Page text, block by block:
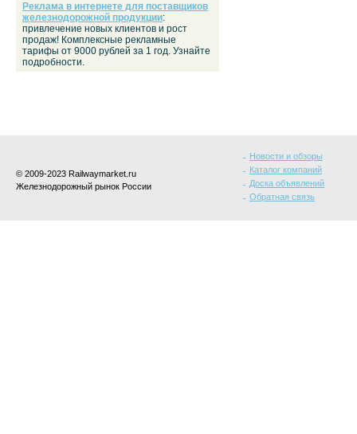
Реклама в интернете для поставщиков
железнодорожной продукции:
привлечение новых клиентов и рост
продаж! Комплексные рекламные
тарифы от 9000 рублей за 1 год. Узнайте
подробности.
© 2009-2023 Railwaymarket.ru
Железнодорожный рынок России
Новости и обзоры
Каталог компаний
Доска объявлений
Обратная связь